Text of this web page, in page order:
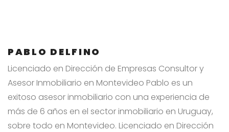
PABLO DELFINO
Licenciado en Dirección de Empresas Consultor y
Asesor Inmobiliario en Montevideo Pablo es un
exitoso asesor inmobiliario con una experiencia de
más de 6 años en el sector inmobiliario en Uruguay,
sobre todo en Montevideo. Licenciado en Dirección